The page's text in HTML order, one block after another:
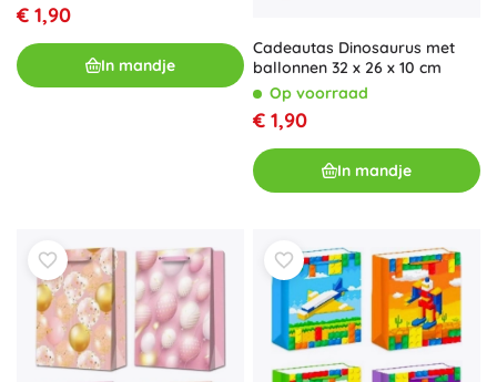
€ 1,90
In mandje
Cadeautas Dinosaurus met
ballonnen 32 x 26 x 10 cm
Op voorraad
€ 1,90
In mandje